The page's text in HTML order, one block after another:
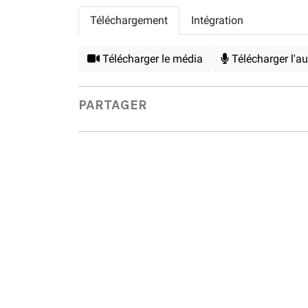
Téléchargement Intégration
Télécharger le média Télécharger
PARTAGER